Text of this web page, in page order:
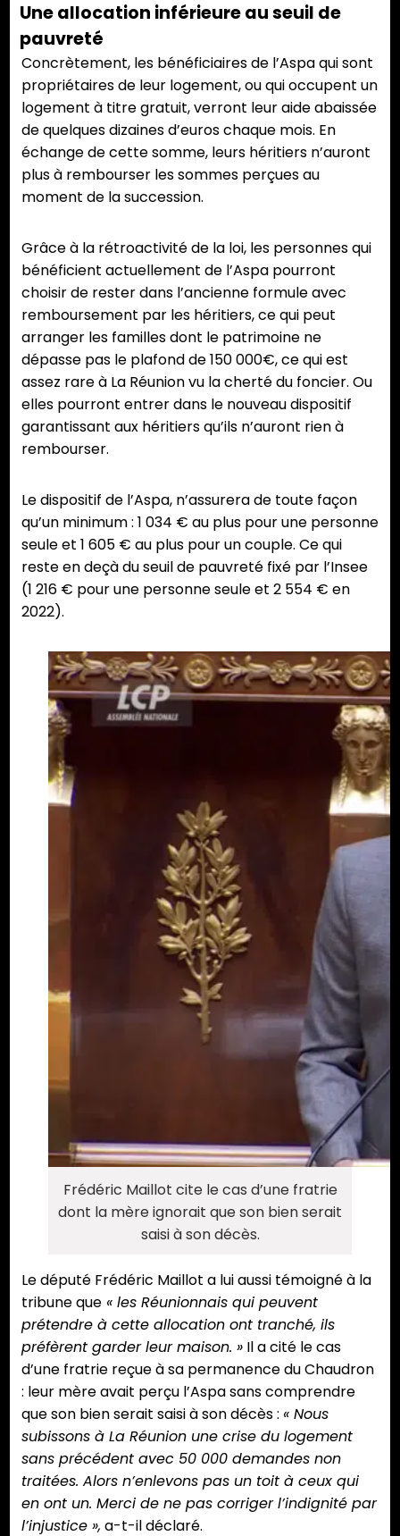
Une allocation inférieure au seuil de
pauvreté
Concrètement, les bénéficiaires de l’Aspa qui sont
propriétaires de leur logement, ou qui occupent un
logement à titre gratuit, verront leur aide abaissée
de quelques dizaines d’euros chaque mois. En
échange de cette somme, leurs héritiers n’auront
plus à rembourser les sommes perçues au
moment de la succession.
Grâce à la rétroactivité de la loi, les personnes qui
bénéficient actuellement de l’Aspa pourront
choisir de rester dans l’ancienne formule avec
remboursement par les héritiers, ce qui peut
arranger les familles dont le patrimoine ne
dépasse pas le plafond de 150 000€, ce qui est
assez rare à La Réunion vu la cherté du foncier. Ou
elles pourront entrer dans le nouveau dispositif
garantissant aux héritiers qu’ils n’auront rien à
rembourser.
Le dispositif de l’Aspa, n’assurera de toute façon
qu’un minimum : 1 034 € au plus pour une personne
seule et 1 605 € au plus pour un couple. Ce qui
reste en deçà du seuil de pauvreté fixé par l’Insee
(1 216 € pour une personne seule et 2 554 € en
2022).
Frédéric Maillot cite le cas d’une fratrie
dont la mère ignorait que son bien serait
saisi à son décès.
Le député Frédéric Maillot a lui aussi témoigné à la
tribune que « les Réunionnais qui peuvent
prétendre à cette allocation ont tranché, ils
préfèrent garder leur maison. » Il a cité le cas
d’une fratrie reçue à sa permanence du Chaudron
: leur mère avait perçu l’Aspa sans comprendre
que son bien serait saisi à son décès : « Nous
subissons à La Réunion une crise du logement
sans précédent avec 50 000 demandes non
traitées. Alors n’enlevons pas un toit à ceux qui
en ont un. Merci de ne pas corriger l’indignité par
l’injustice », a-t-il déclaré.